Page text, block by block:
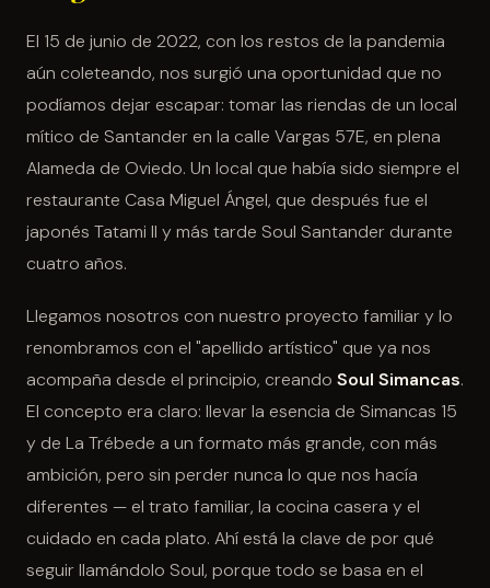
El 15 de junio de 2022, con los restos de la pandemia
aún coleteando, nos surgió una oportunidad que no
podíamos dejar escapar: tomar las riendas de un local
mítico de Santander en la calle Vargas 57E, en plena
Alameda de Oviedo. Un local que había sido siempre el
restaurante Casa Miguel Ángel, que después fue el
japonés Tatami II y más tarde Soul Santander durante
cuatro años.
Llegamos nosotros con nuestro proyecto familiar y lo
renombramos con el "apellido artístico" que ya nos
acompaña desde el principio, creando Soul Simancas.
El concepto era claro: llevar la esencia de Simancas 15
y de La Trébede a un formato más grande, con más
ambición, pero sin perder nunca lo que nos hacía
diferentes — el trato familiar, la cocina casera y el
cuidado en cada plato. Ahí está la clave de por qué
seguir llamándolo Soul, porque todo se basa en el